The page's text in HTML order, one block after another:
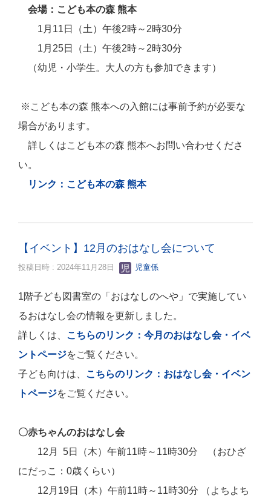
会場：こども本の森 熊本
1月11日（土）午後2時～2時30分
1月25日（土）午後2時～2時30分
（幼児・小学生。大人の方も参加できます）
※こども本の森 熊本への入館には事前予約が必要な
場合があります。
詳しくはこども本の森 熊本へお問い合わせくださ
い。
リンク：こども本の森 熊本
【イベント】12月のおはなし会について
投稿日時 : 2024年11月28日 児童係
1階子ども図書室の「おはなしのへや」で実施してい
るおはなし会の情報を更新しました。
詳しくは、 こちらのリンク：今月のおはなし会・イベ
ントページをご覧ください。
子ども向けは、 こちらのリンク：おはなし会・イベン
トページをご覧ください。
〇赤ちゃんのおはなし会
12月 5日（木）午前11時～11時30分 （おひざ
にだっこ：0歳くらい）
12月19日（木）午前11時～11時30分 （よちよち